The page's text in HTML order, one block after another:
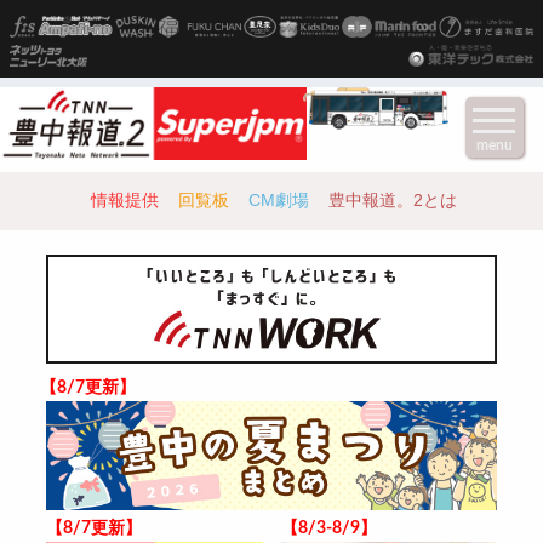
情報提供 回覧板 CM劇場 豊中報道。2とは
【8/7更新】
【8/7更新】 【8/3-8/9】
menu